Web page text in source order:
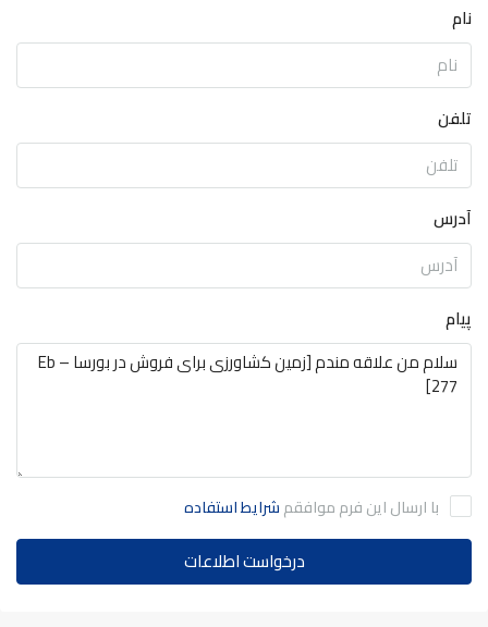
نام
تلفن
آدرس
پیام
با ارسال این فرم موافقمشرایط استفاده
درخواست اطلاعات